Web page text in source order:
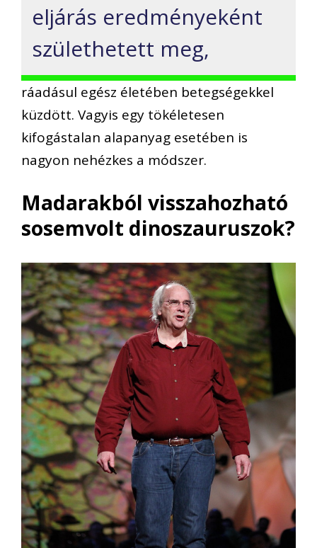
eljárás eredményeként
születhetett meg,
ráadásul egész életében betegségekkel
küzdött. Vagyis egy tökéletesen
kifogástalan alapanyag esetében is
nagyon nehézkes a módszer.
Madarakból visszahozható
sosemvolt dinoszauruszok?